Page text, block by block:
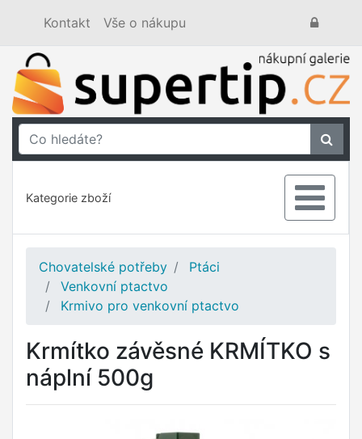
Kontakt Vše o nákupu
Kategorie zboží
Chovatelské potřeby
Ptáci
Venkovní ptactvo
Krmivo pro venkovní ptactvo
Krmítko závěsné KRMÍTKO s
náplní 500g